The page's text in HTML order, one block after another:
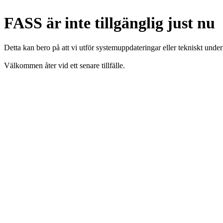
FASS är inte tillgänglig just nu
Detta kan bero på att vi utför systemuppdateringar eller tekniskt
Välkommen åter vid ett senare tillfälle.